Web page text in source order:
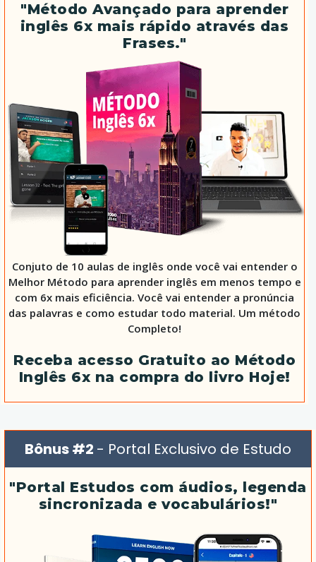
"Método Avançado para aprender
inglês 6x mais rápido através das
Frases."
Conjuto de 10 aulas de inglês onde você vai entender o
Melhor Método para aprender inglês em menos tempo e
com 6x mais eficiência. Você vai entender a pronúncia
das palavras e como estudar todo material. Um método
Completo!
Receba acesso Gratuito ao Método
Inglês 6x na compra do livro Hoje!
Bônus #2 - Portal Exclusivo de Estudo
"Portal Estudos com áudios, legenda
sincronizada e vocabulários!"